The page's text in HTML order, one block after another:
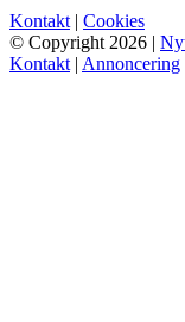
Kontakt | Cookies
© Copyright 2026 |
Kontakt | Annoncering